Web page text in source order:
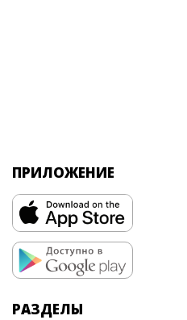
ПРИЛОЖЕНИЕ
РАЗДЕЛЫ